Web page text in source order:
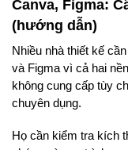
Canva, Figma:
(hướng dẫn)
Nhiều nhà thiết kế
và Figma vì cả hai
không cung cấp tùy
chuyên dụng.
Họ cần kiểm tra kích